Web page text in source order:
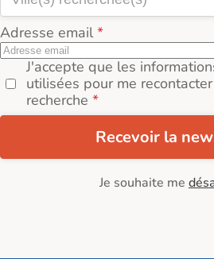
Adresse email
J'accepte que les
utilisées pour me
recherche
Recevoir la
Je souhaite me